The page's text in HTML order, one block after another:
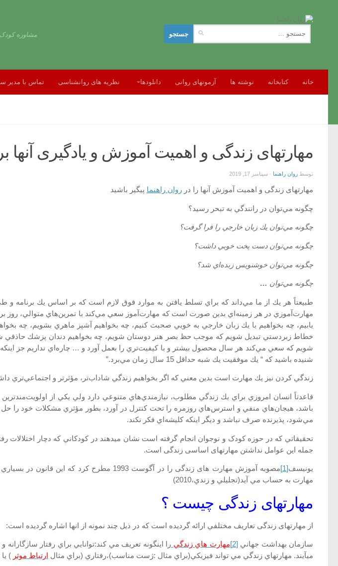
مشاوره کودک
برای:
خانه کتابخانه نوشته ها آزمونهای روانی دانلودها نظریه های روانشناسی تماس با مدیر
مهارتهای زندگی و اهمیت آموزش و یادگیری آنها
توسط روان راهنما · سپتامبر 17, 2019
مهارتهای زندگی و اهمیت آموزش آنها را در روان راهنما پیگیر باشید
چگونه مي‌توان در رانندگي به تبحر رسيد؟
چگونه مي‌توان يك زبان خارجي را فرا گرفت؟
چگونه مي‌توان دست پخت خوبي داشت؟
چگونه مي‌توان خوشنويس زبده‌اي شد؟
چگونه مي‌توان …
طبيعتاً هر يك از ما مي‌داند كه براي تسلط يافتن به موارد فوق لازم است كه بر اساس يك برنامه
مهارت‌آموزي در هر زمينه‌اي بدين صورت است كه مهارت‌آموز سعي مي‌كند با تمرين‌‌هاي متوالي، روز
يابيم، چه بخواهيم با يك زبان خارجي به خوبي صحبت كنيم، چه بخواهيم آشپز ماهري بشويم، چه
خطاط زبردستي تبديل شويم كه موجب حظ بصر هنر دوستان شويم، چه بخواهيم دندان پزشك حاذقي
شويم كه سعي مي‌كند هر سال محصول بيشتر و با كيفيت‌تري را بعمل آورد و … چاره‌اي نداريم جز
شنيده باشيد كه “ يك موفقيت يك شبه حداقل 15 سال زمان مي‌برد.”
زندگي كردن نيز يك مهارت است بدين معني كه اگر بخواهيم زندگي شاداب‌تر، مؤثر‌تر و اجتماعي‌تري
قاعدتاً انسان امروزي براي يك زندگي مطلوب، نيازمندي‌هاي متنوعي دارد ولي يكي از
باشد، هيجان‌هاي منفي و استرس‌هاي روزمره را تحت كنترل در آورد، بطور مؤثري مشكلات خود را حل
مي‌شود، پذيرنده صرف نباشد و ديگر اينكه كليشه‌اي فكر نكند.
تحقيقاتي که در حوزه کودک و نوجوان انجام گرفته است نشان ميدهند در کودکاني که دچار اختلالات
جمله اين عوامل نداشتن مهارتهای اساسی زندگی است.
يونيسف[1]
مصوبه آموزش مهارت های زندگی را در آگوست
مهارت به حساب مي آيد(تجليلي و زندي،2010)
مهارتهای زندگی چیست ؟
از مهارتهای زندگی تعاريف مختلفي ارائه گرديده است که در ذيل چند نمونه از انها اشاره گرديده است:
سازمان بهداشت جهاني [2] مهارت هاي زندگي را اينگونه تعريف مي کند:توانايي براي رفتار
مي­آيند. مهارتهاي زندگي مي تواند فيزيکي(براي مثال :ژست مناسب)،رفتاري (براي مثال ارتباط موثر )